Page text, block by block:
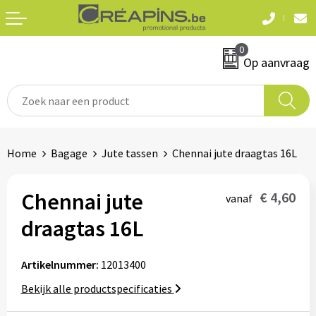
0
Op aanvraag
T-shirts
Sweaters en hoodies
Fleeces
Jassen
Hemden
Badtextiel & douche
Automerken
Snoepgoed
Waterflesjes
Schrijf & papierwaren
Home Bagage Jute tassen Chennai jute draagtas 16L
Chennai jute
draagtas 16L
vanaf € 4,60
Artikelnummer: 12013400
Bekijk alle productspecificaties